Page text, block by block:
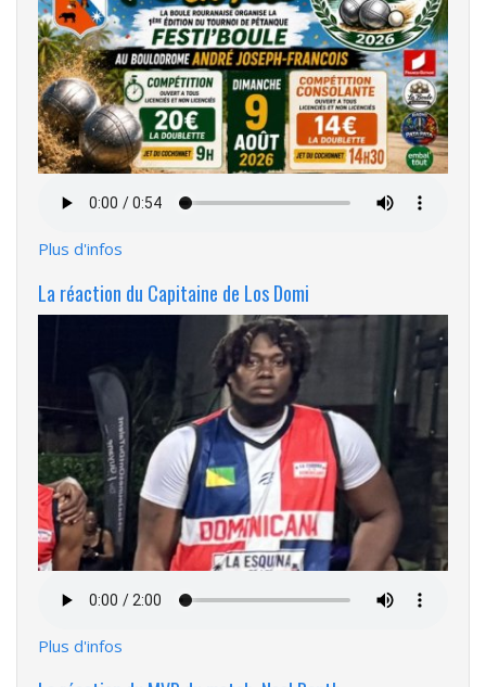
audio
Plus d'infos
La réaction du Capitaine de Los Domi
audio
Plus d'infos